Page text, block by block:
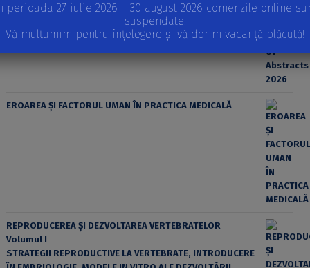
EROAREA ȘI FACTORUL UMAN ÎN PRACTICA MEDICALĂ
REPRODUCEREA ȘI DEZVOLTAREA VERTEBRATELOR
Volumul I
STRATEGII REPRODUCTIVE LA VERTEBRATE, INTRODUCERE
perioada 27 iulie 2026 – 30 august 2026 comenzile online
suspendate.
Vă mulțumim pentru înțelegere și vă dorim vacanță plăcută!